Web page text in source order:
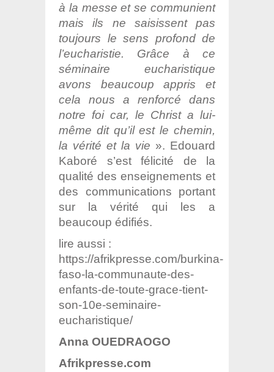
à la messe et se communient
mais ils ne saisissent pas
toujours le sens profond de
l’eucharistie. Grâce à ce
séminaire eucharistique
avons beaucoup appris et
cela nous a renforcé dans
notre foi car, le Christ a lui-
même dit qu’il est le chemin,
la vérité et la vie ». Edouard
Kaboré s’est félicité de la
qualité des enseignements et
des communications portant
sur la vérité qui les a
beaucoup édifiés.
lire aussi :
https://afrikpresse.com/burkina-
faso-la-communaute-des-
enfants-de-toute-grace-tient-
son-10e-seminaire-
eucharistique/
Anna OUEDRAOGO
Afrikpresse.com